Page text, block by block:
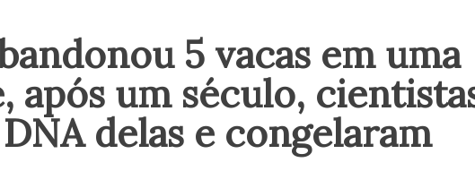
5 vacas em uma
após um século,
delas e congelaram